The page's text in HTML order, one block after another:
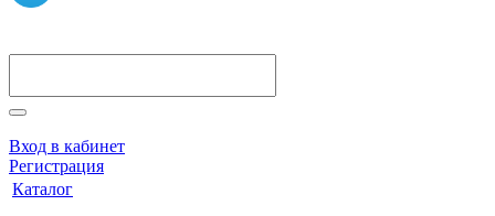
Вход в кабинет
Регистрация
Каталог